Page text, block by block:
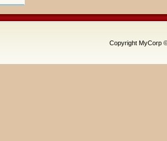
Copyright MyCorp